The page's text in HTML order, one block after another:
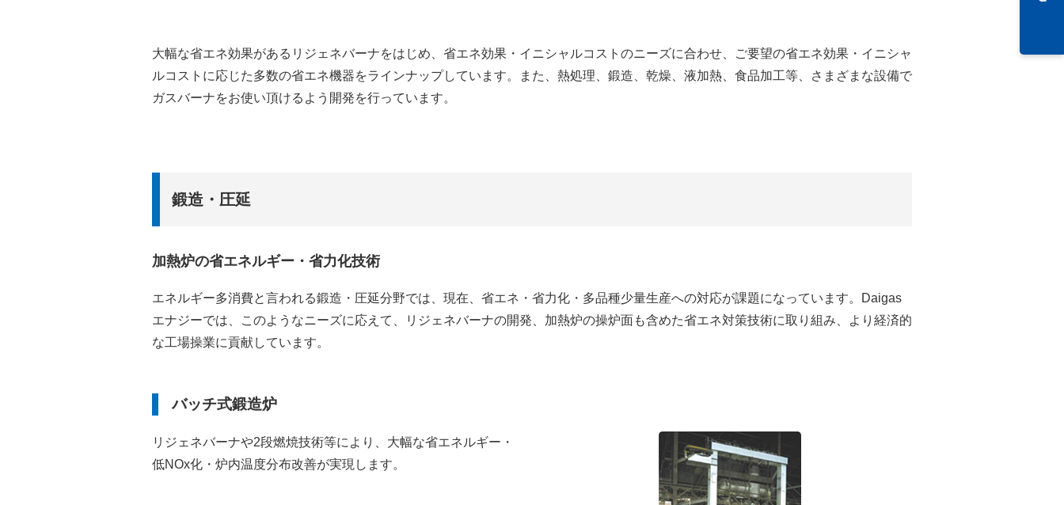
大幅な省エネ効果があるリジェネバーナをはじめ、省エネ効果・イニシャルコストのニーズに合わせ、ご要望の省エネ効果・イニシャ
ルコストに応じた多数の省エネ機器をラインナップしています。また、熱処理、鍛造、乾燥、液加熱、食品加工等、さまざまな設備で
ガスバーナをお使い頂けるよう開発を行っています。
鍛造・圧延
加熱炉の省エネルギー・省力化技術
エネルギー多消費と言われる鍛造・圧延分野では、現在、省エネ・省力化・多品種少量生産への対応が課題になっています。Daigas
エナジーでは、このようなニーズに応えて、リジェネバーナの開発、加熱炉の操炉面も含めた省エネ対策技術に取り組み、より経済的
な工場操業に貢献しています。
バッチ式鍛造炉
リジェネバーナや2段燃焼技術等により、大幅な省エネルギー・
低NOx化・炉内温度分布改善が実現します。